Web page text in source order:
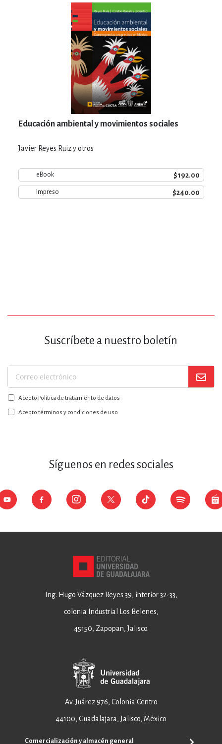
Educación ambiental y movimientos sociales
Javier Reyes Ruiz y otros
eBook $192.00
Impreso $240.00
Suscríbete a nuestro boletín
Suscríbase
a
nuestro
boletín:
Acepto Política de tratamiento de datos
Acepto términos y condiciones de uso
Síguenos en redes sociales
Ing. Hugo Vázquez Reyes 39, interior 32-33,
colonia Industrial Los Belenes,
45150, Zapopan, Jalisco.
Av. Juárez 976, Colonia Centro
44100, Guadalajara, Jalisco, México
Comercialización y almacén general